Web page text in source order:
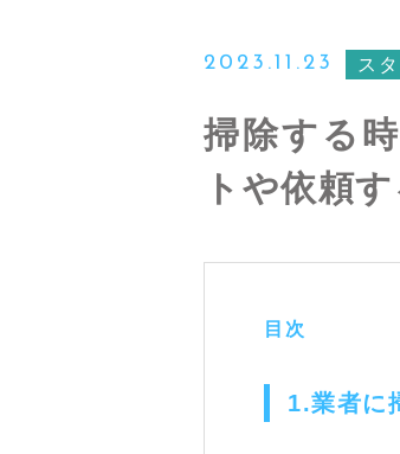
2023.11.23 ス
掃除する
トや依頼
目次
1.業者に